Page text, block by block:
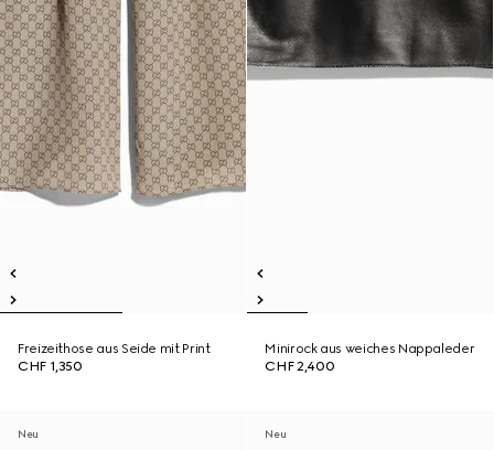
Freizeithose aus Seide mit Print
CHF 1,350
Minirock aus weiches Nappaleder
CHF 2,400
Neu Neu